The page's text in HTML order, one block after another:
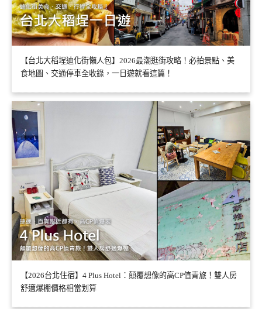
【台北大稻埕迪化街懶人包】2026最潮逛街攻略！必拍景點、美
食地圖、交通停車全收錄，一日遊就看這篇！
【2026台北住宿】4 Plus Hotel：顛覆想像的高CP值青旅！雙人房
舒適爆棚價格相當划算